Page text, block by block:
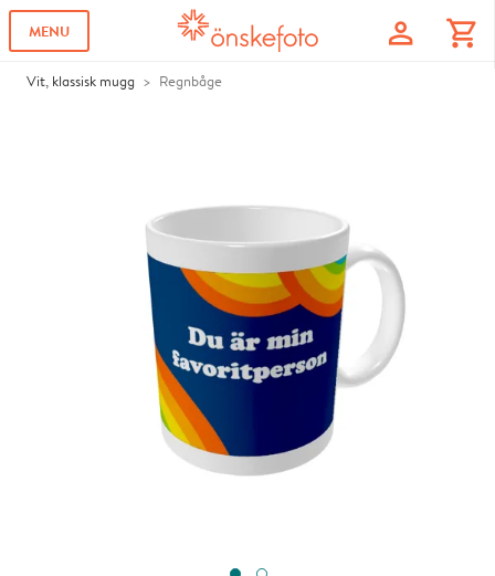
MENU profile shopping_cart
Vit, klassisk mugg Regnbåge